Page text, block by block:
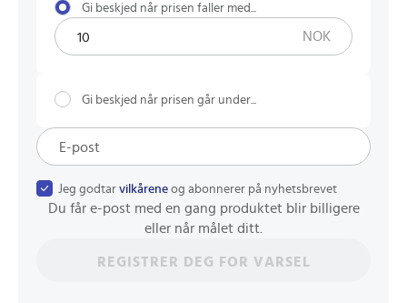
Gi beskjed når prisen faller med...
NOK
Gi beskjed når prisen går under...
Jeg godtar vilkårene og abonnerer på nyhetsbrevet
Du får e-post med en gang produktet blir billigere
eller når målet ditt.
REGISTRER DEG FOR VARSEL